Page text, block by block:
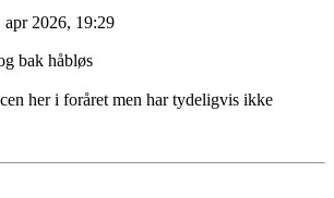
apr 2026, 19:29
bak håbløs
her i foråret men har tydeligvis ikke